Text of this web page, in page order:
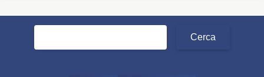
Ricerca